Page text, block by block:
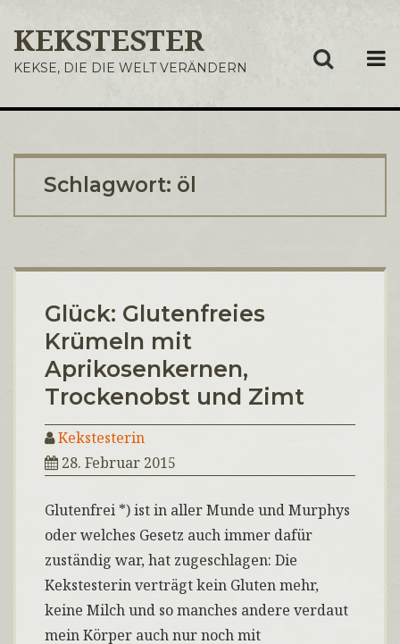
KEKSTESTER
KEKSE, DIE DIE WELT VERÄNDERN
Schlagwort: öl
Glück: Glutenfreies
Krümeln mit
Aprikosenkernen,
Trockenobst und Zimt
Kekstesterin
28. Februar 2015
Glutenfrei *) ist in aller Munde und Murphys
oder welches Gesetz auch immer dafür
zuständig war, hat zugeschlagen: Die
Kekstesterin verträgt kein Gluten mehr,
keine Milch und so manches andere verdaut
mein Körper auch nur noch mit